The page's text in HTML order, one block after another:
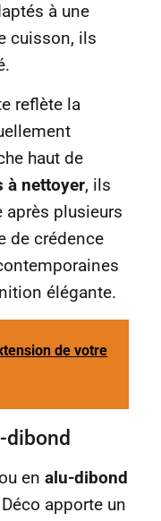
à une
cuisson, ils
reflète la
haut de
à nettoyer, ils
après plusieurs
de crédence
élégante.
de votre
dibond
en alu-dibond
apporte un